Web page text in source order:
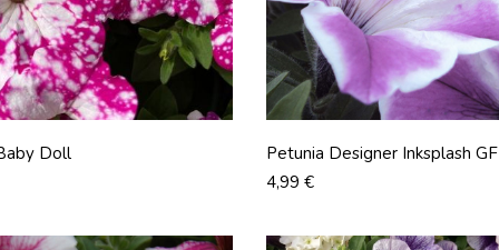
Doll
Petunia Designer Inksplash GF
Prix
4,99 €